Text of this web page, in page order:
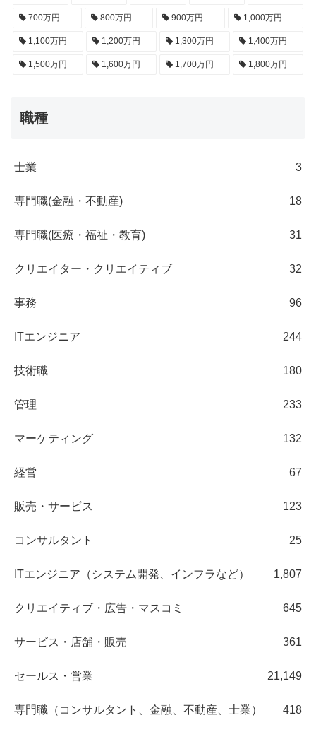
700万円 800万円 900万円 1,000万円
1,100万円 1,200万円 1,300万円 1,400万円
1,500万円 1,600万円 1,700万円 1,800万円
職種
士業 3
専門職(金融・不動産) 18
専門職(医療・福祉・教育) 31
クリエイター・クリエイティブ 32
事務 96
ITエンジニア 244
技術職 180
管理 233
マーケティング 132
経営 67
販売・サービス 123
コンサルタント 25
ITエンジニア（システム開発、インフラなど） 1,807
クリエイティブ・広告・マスコミ 645
サービス・店舗・販売 361
セールス・営業 21,149
専門職（コンサルタント、金融、不動産、士業） 418